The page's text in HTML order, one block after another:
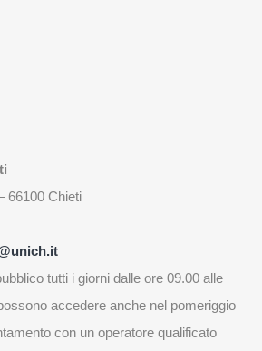
66100 Chieti
tutti i giorni dalle ore 09.00 alle
accedere anche nel pomeriggio
con un operatore qualificato